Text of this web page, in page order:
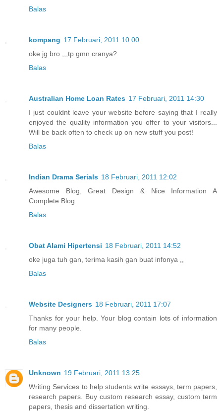
Balas
kompang 17 Februari, 2011 10:00
oke jg bro ,,,tp gmn cranya?
Balas
Australian Home Loan Rates 17 Februari, 2011 14:30
I just couldnt leave your website before saying that I really
enjoyed the quality information you offer to your visitors...
Will be back often to check up on new stuff you post!
Balas
Indian Drama Serials 18 Februari, 2011 12:02
Awesome Blog, Great Design & Nice Information A
Complete Blog.
Balas
Obat Alami Hipertensi 18 Februari, 2011 14:52
oke juga tuh gan, terima kasih gan buat infonya ,,
Balas
Website Designers 18 Februari, 2011 17:07
Thanks for your help. Your blog contain lots of information
for many people.
Balas
Unknown 19 Februari, 2011 13:25
Writing Services to help students write essays, term papers,
research papers. Buy custom research essay, custom term
papers, thesis and dissertation writing.